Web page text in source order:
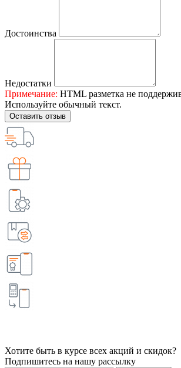
Достоинства
Недостатки
Примечание: HTML разметка не
Используйте обычный текст.
Оставить отзыв
Хотите быть в курсе всех акций и скидок?
Подпишитесь на нашу рассылку